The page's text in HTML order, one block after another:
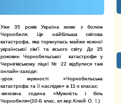
Уже 35 років Україна живе з болем
Чорнобиля. Це найбільша світова
катастрофа, яка торкнулась майже кожної
української сім’ї та всього світу. До 35
роковин Чорнобильської катастрофи у
Чернігівському ліцеї № 22 відбулися такі
онлайн-заходи:
-урок мужності «Чорнобильська
катастрофа та її наслідки» в 11-х класах;
-виховна година «Мужність і біль
Чорнобиля»(10-Б клас, кл.кер.Клюй О. І.)